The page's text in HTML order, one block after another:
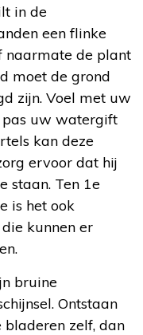
in de
een flinke
naarmate de plant
moet de grond
zijn. Voel met uw
pas uw watergift
kan deze
ervoor dat hij
staan. Ten 1e
is het ook
kunnen er
bruine
Ontstaan
zelf, dan